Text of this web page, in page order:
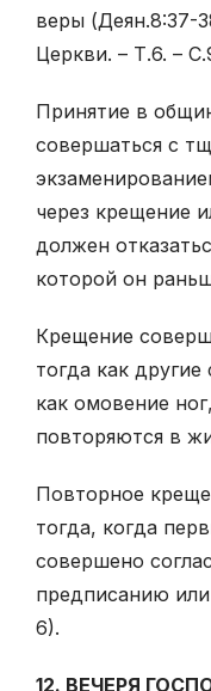
веры (Деян.8:37-
Церкви. – Т.6. –
Принятие в
совершаться с
через крещение
должен
которой он
Крещение
тогда как другие
как омовение
повторяются в
Повторное
тогда, когда
совершено
предписанию
6).
12. ВЕЧЕРЯ